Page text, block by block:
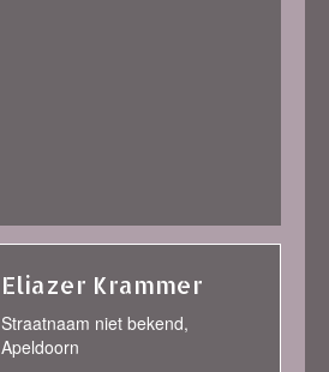
Eliazer Krammer
Straatnaam niet bekend,
Apeldoorn